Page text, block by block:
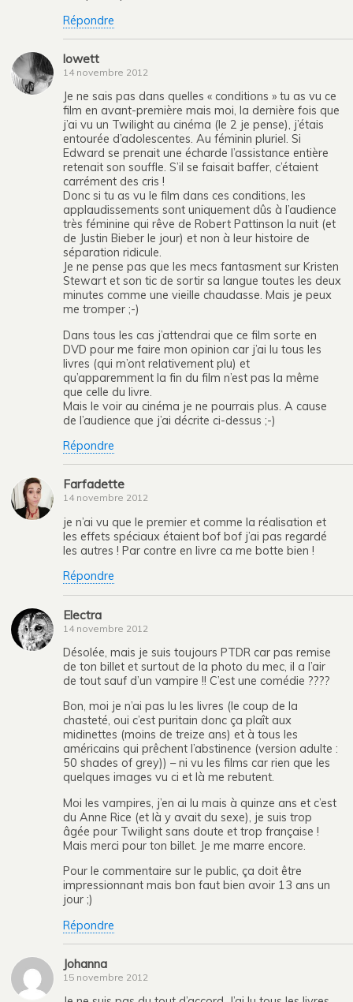
Répondre
lowett
14 novembre 2012
Je ne sais pas dans quelles « conditions » tu as vu ce
film en avant-première mais moi, la dernière fois que
j’ai vu un Twilight au cinéma (le 2 je pense), j’étais
entourée d’adolescentes. Au féminin pluriel. Si
Edward se prenait une écharde l’assistance entière
retenait son souffle. S’il se faisait baffer, c’étaient
carrément des cris !
Donc si tu as vu le film dans ces conditions, les
applaudissements sont uniquement dûs à l’audience
très féminine qui rêve de Robert Pattinson la nuit (et
de Justin Bieber le jour) et non à leur histoire de
séparation ridicule.
Je ne pense pas que les mecs fantasment sur Kristen
Stewart et son tic de sortir sa langue toutes les deux
minutes comme une vieille chaudasse. Mais je peux
me tromper ;-)
Dans tous les cas j’attendrai que ce film sorte en
DVD pour me faire mon opinion car j’ai lu tous les
livres (qui m’ont relativement plu) et
qu’apparemment la fin du film n’est pas la même
que celle du livre.
Mais le voir au cinéma je ne pourrais plus. A cause
de l’audience que j’ai décrite ci-dessus ;-)
Répondre
Farfadette
14 novembre 2012
je n’ai vu que le premier et comme la réalisation et
les effets spéciaux étaient bof bof j’ai pas regardé
les autres ! Par contre en livre ca me botte bien !
Répondre
Electra
14 novembre 2012
Désolée, mais je suis toujours PTDR car pas remise
de ton billet et surtout de la photo du mec, il a l’air
de tout sauf d’un vampire !! C’est une comédie ????
Bon, moi je n’ai pas lu les livres (le coup de la
chasteté, oui c’est puritain donc ça plaît aux
midinettes (moins de treize ans) et à tous les
américains qui prêchent l’abstinence (version adulte :
50 shades of grey)) – ni vu les films car rien que les
quelques images vu ci et là me rebutent.
Moi les vampires, j’en ai lu mais à quinze ans et c’est
du Anne Rice (et là y avait du sexe), je suis trop
âgée pour Twilight sans doute et trop française !
Mais merci pour ton billet. Je me marre encore.
Pour le commentaire sur le public, ça doit être
impressionnant mais bon faut bien avoir 13 ans un
jour ;)
Répondre
Johanna
15 novembre 2012